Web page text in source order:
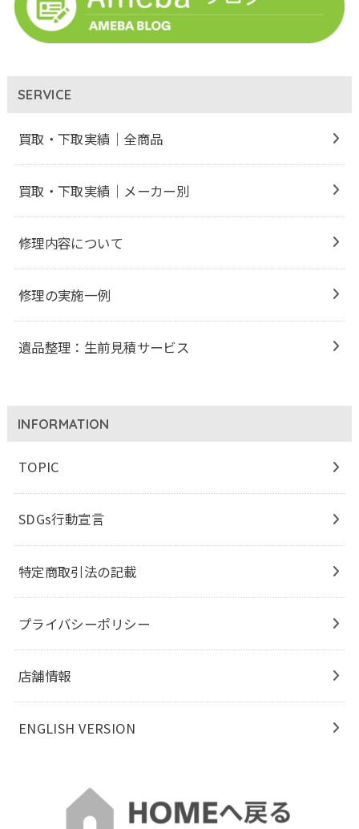
SERVICE
買取・下取実績｜全商品
買取・下取実績｜メーカー別
修理内容について
修理の実施一例
遺品整理：生前見積サービス
INFORMATION
TOPIC
SDGs行動宣言
特定商取引法の記載
プライバシーポリシー
店舗情報
ENGLISH VERSION